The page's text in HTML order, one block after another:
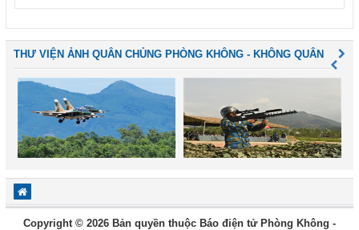
THƯ VIỆN ẢNH QUÂN CHỦNG PHÒNG KHÔNG - KHÔNG QUÂN
Copyright © 2026 Bản quyền thuộc Báo điện tử Phòng Không -